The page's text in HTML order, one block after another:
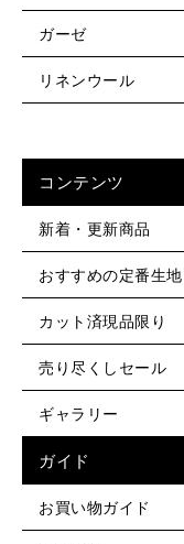
ガーゼ
リネンウール
コンテンツ
新着・更新商品
おすすめの定番生地
カット済現品限り
売り尽くしセール
ギャラリー
ガイド
お買い物ガイド